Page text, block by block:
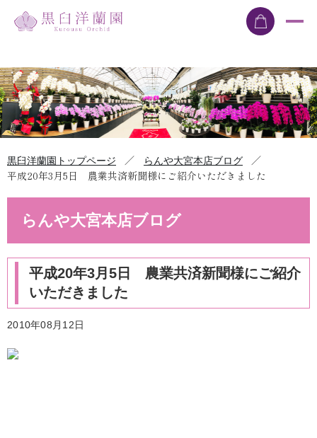
黒臼洋蘭園トップページ ／ らんや大宮本店ブログ
／
平成20年3月5日 農業共済新聞様にご紹介いただきました
らんや大宮本店ブログ
平成20年3月5日 農業共済新聞様にご紹介
いただきました
2010年08月12日